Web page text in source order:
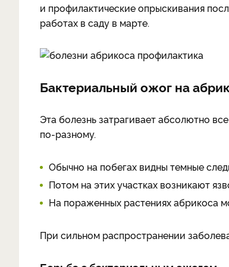
и профилактические опрыскивания
работах в саду в марте.
Бактериальный ожог на
Эта болезнь затрагивает абсолютно
по-разному.
Обычно на побегах видны темные
Потом на этих участках возникают
На пораженных растениях абрикоса
При сильном распространении